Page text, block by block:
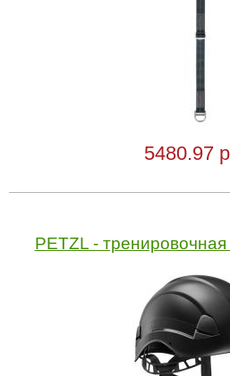
5480.97
PETZL -